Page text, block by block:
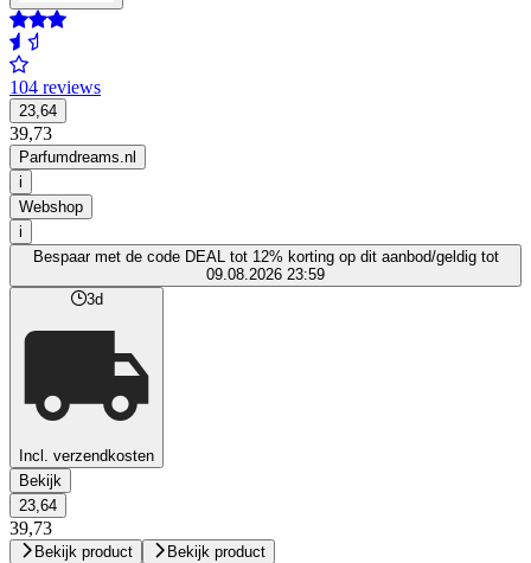
104 reviews
23,64
39,73
Parfumdreams.nl
i
Webshop
i
Bespaar met de code DEAL tot 12% korting op dit aanbod/geldig tot
09.08.2026 23:59
3d
Incl. verzendkosten
Bekijk
23,64
39,73
Bekijk product Bekijk product